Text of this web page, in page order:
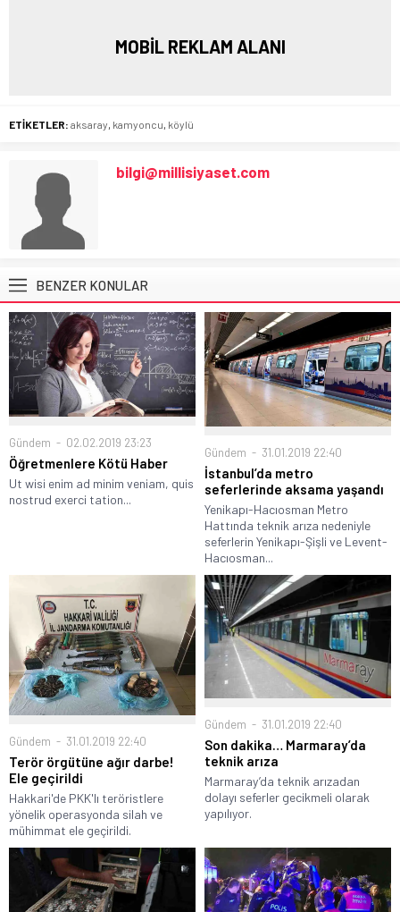
MOBİL REKLAM ALANI
ETİKETLER: aksaray kamyoncu köylü
bilgi@millisiyaset.com
BENZER KONULAR
Gündem 02.02.2019 23:23
Öğretmenlere Kötü Haber
Ut wisi enim ad minim veniam, quis
nostrud exerci tation...
Gündem 31.01.2019 22:40
İstanbul’da metro
seferlerinde aksama yaşandı
Yenikapı-Hacıosman Metro
Hattında teknik arıza nedeniyle
seferlerin Yenikapı-Şişli ve Levent-
Hacıosman...
Gündem 31.01.2019 22:40
Terör örgütüne ağır darbe!
Ele geçirildi
Hakkari'de PKK'lı teröristlere
yönelik operasyonda silah ve
mühimmat ele geçirildi.
Gündem 31.01.2019 22:40
Son dakika… Marmaray’da
teknik arıza
Marmaray’da teknik arızadan
dolayı seferler gecikmeli olarak
yapılıyor.